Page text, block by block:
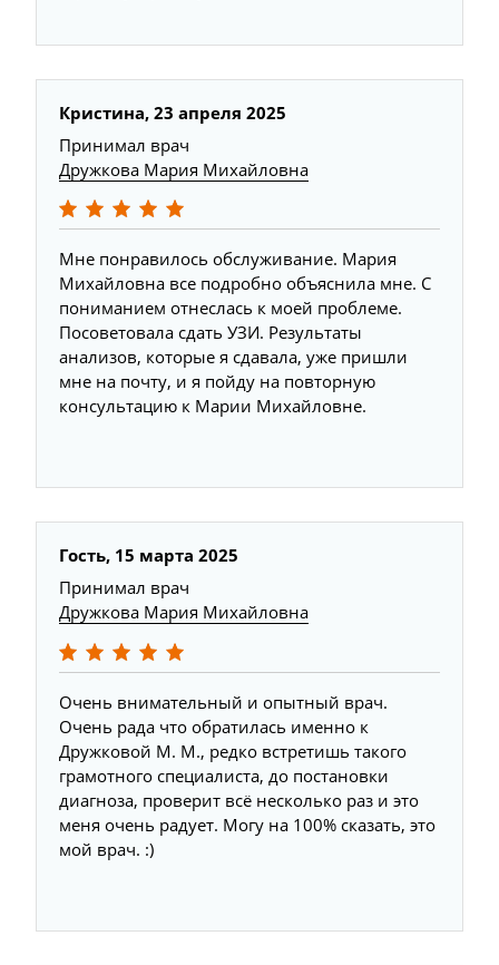
Кристина, 23 апреля 2025
Принимал врач
Дружкова Мария Михайловна
Мне понравилось обслуживание. Мария
Михайловна все подробно объяснила мне. С
пониманием отнеслась к моей проблеме.
Посоветовала сдать УЗИ. Результаты
анализов, которые я сдавала, уже пришли
мне на почту, и я пойду на повторную
консультацию к Марии Михайловне.
Гость, 15 марта 2025
Принимал врач
Дружкова Мария Михайловна
Очень внимательный и опытный врач.
Очень рада что обратилась именно к
Дружковой М. М., редко встретишь такого
грамотного специалиста, до постановки
диагноза, проверит всё несколько раз и это
меня очень радует. Могу на 100% сказать, это
мой врач. :)